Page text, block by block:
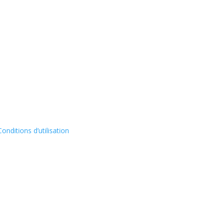
d’utilisation